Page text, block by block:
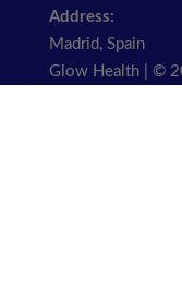
Address:
Madrid, Spain
Glow Health | ©